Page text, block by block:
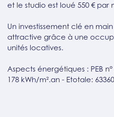
et le studio est loué 550 € par
Un investissement clé en
attractive grâce à une
unités locatives.
Aspects énergétiques : PEB n°
178 kWh/m².an - Etotale: